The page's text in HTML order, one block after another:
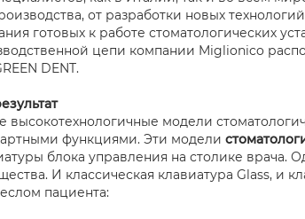
от разработки новых
готовых к работе стоматологических
цепи компании Miglionico
DENT.
модели
функциями. Эти модели
блока управления на столике врача.
И классическая клавиатура Glass, и
пациента: